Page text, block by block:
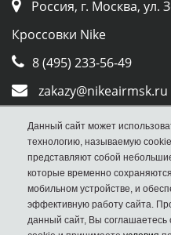
Россия, г. Москва, ул.
Кроссовки Nike
8 (495) 233-56-49
zakazy@nikeairmsk.ru
Whatsapp
Viber
Данный сайт может
технологию, называемую
представляют собой
которые временно
мобильном устройстве, и
эффективную работу сайта.
данный сайт, Вы